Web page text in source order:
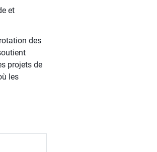
et
des
projets de
les